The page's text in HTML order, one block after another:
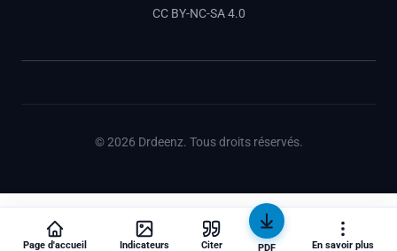
Page d'accueil Indicateurs Citer PDF En savoir plus
CC BY-NC-SA 4.0
© 2026 Drdeenz. Tous droits réservés.